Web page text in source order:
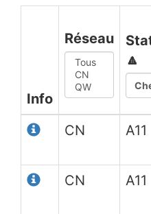
Info
Réseau
🔼
CN A11
CN
A11